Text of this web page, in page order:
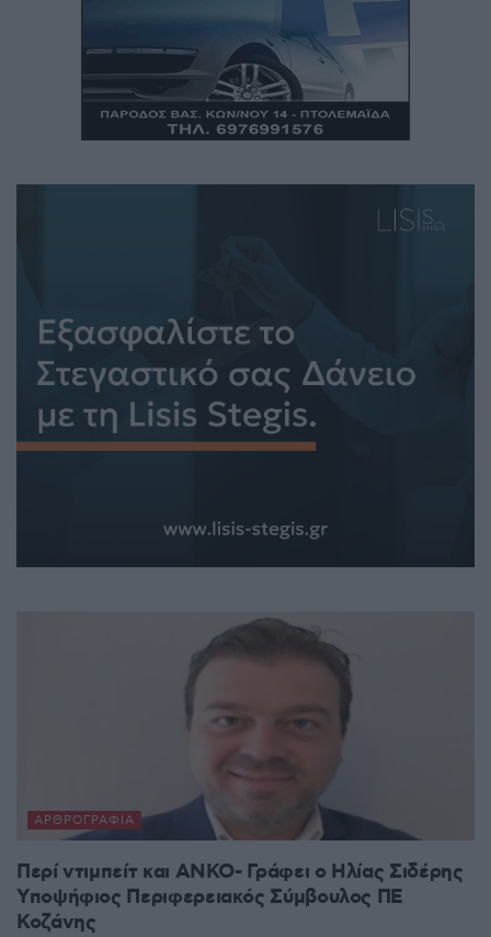
ΑΡΘΡΟΓΡΑΦΊΑ
Περί ντιμπείτ και ΑΝΚΟ- Γράφει ο Ηλίας Σιδέρης
Υποψήφιος Περιφερειακός Σύμβουλος ΠΕ
Κοζάνης